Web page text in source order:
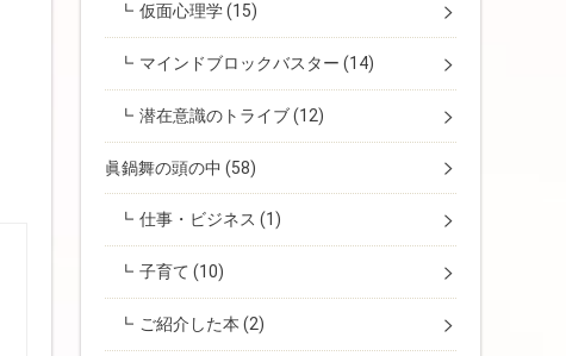
仮面心理学(15)
マインドブロックバスター(14)
潜在意識のトライブ(12)
眞鍋舞の頭の中 (58)
仕事・ビジネス(1)
子育て(10)
ご紹介した本(2)